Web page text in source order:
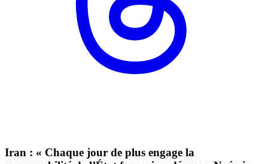
Iran : « Chaque jour de plus engage la